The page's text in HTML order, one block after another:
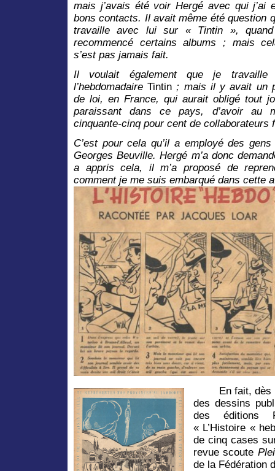
mais j’avais été voir Hergé avec qui j’ai
bons contacts. Il avait même été question
travaille avec lui sur « Tintin »,
recommencé certains albums ; mais
s’est pas jamais fait.
Il voulait également que je travaille
l’hebdomadaireTintin ; mais il y avait un
de loi, en France, qui aurait obligé tout
paraissant dans ce pays, d’avoir au
cinquante-cinq pour cent de collaborateurs
C’est pour cela qu’il a employé des
Georges Beuville. Hergé m’a donc
a appris cela, il m’a proposé de
comment je me suis embarqué dans cette
En fait, dès
des dessins
des éditions
« L’Histoire «
de cinq cases
revue scoute
de la Fédération